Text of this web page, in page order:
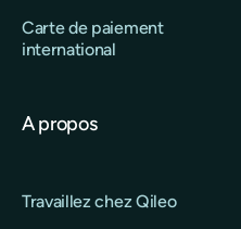
Carte de paiement
international
A propos
Travaillez chez Qileo